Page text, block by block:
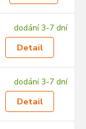
dodání 3-7 dní
Detail
dodání 3-7 dní
Detail